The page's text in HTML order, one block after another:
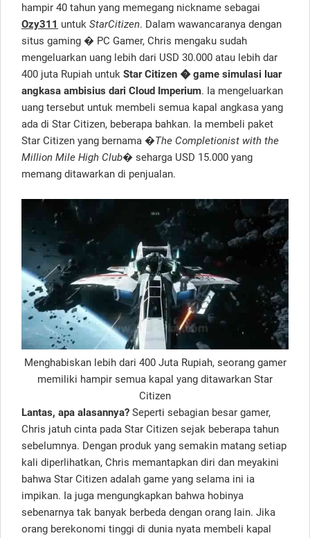
hampir 40 tahun yang memegang nickname sebagai
Ozy311 untuk StarCitizen. Dalam wawancaranya dengan
situs gaming � PC Gamer, Chris mengaku sudah
mengeluarkan uang lebih dari USD 30.000 atau lebih dar
400 juta Rupiah untuk Star Citizen � game simulasi luar
angkasa ambisius dari Cloud Imperium. Ia mengeluarkan
uang tersebut untuk membeli semua kapal angkasa yang
ada di Star Citizen, beberapa bahkan. Ia membeli paket
Star Citizen yang bernama �The Completionist with the
Million Mile High Club� seharga USD 15.000 yang
memang ditawarkan di penjualan.
Menghabiskan lebih dari 400 Juta Rupiah, seorang gamer
memiliki hampir semua kapal yang ditawarkan Star
Citizen
Lantas, apa alasannya? Seperti sebagian besar gamer,
Chris jatuh cinta pada Star Citizen sejak beberapa tahun
sebelumnya. Dengan produk yang semakin matang setiap
kali diperlihatkan, Chris memantapkan diri dan meyakini
bahwa Star Citizen adalah game yang selama ini ia
impikan. Ia juga mengungkapkan bahwa hobinya
sebenarnya tak banyak berbeda dengan orang lain. Jika
orang berekonomi tinggi di dunia nyata membeli kapal